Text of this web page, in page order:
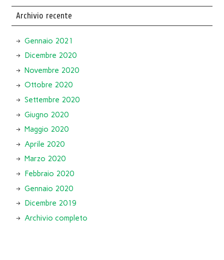
Archivio recente
Gennaio 2021
Dicembre 2020
Novembre 2020
Ottobre 2020
Settembre 2020
Giugno 2020
Maggio 2020
Aprile 2020
Marzo 2020
Febbraio 2020
Gennaio 2020
Dicembre 2019
Archivio completo